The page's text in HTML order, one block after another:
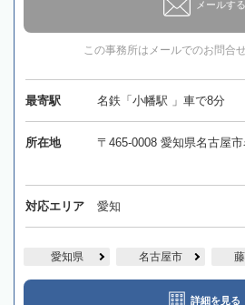
メールする
この事務所はメールでのお問合
最寄駅 名鉄「小幡駅 」車で8分
所在地 〒465-0008 愛知県名古屋
対応エリア 愛知
愛知県 名古屋市
詳細を見る